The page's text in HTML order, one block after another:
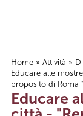
Tu sei qui
Home » Attività »
Educare alle
proposito di Roma "
Educare